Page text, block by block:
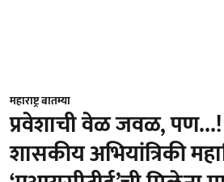
महाराष्ट्र बातम्या
प्रवेशाची वेळ जवळ, पण...!
शासकीय अभियांत्रिकी